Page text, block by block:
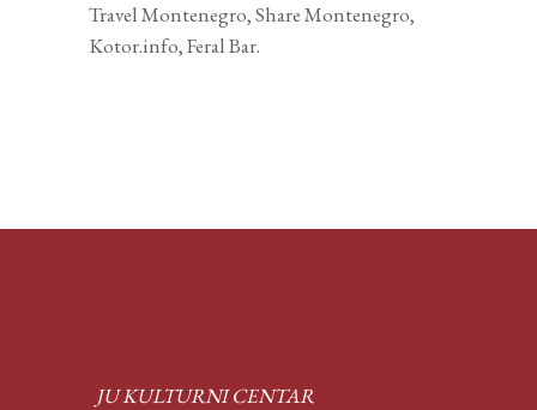
Travel Montenegro, Share Montenegro,
Kotor.info, Feral Bar.
JU KULTURNI CENTAR